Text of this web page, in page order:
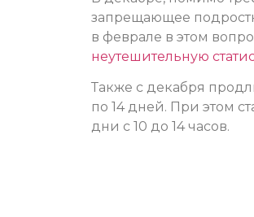
запрещающее
в феврале в этом
неутешительную
Также с декабря
по 14 дней. При этом
дни с 10 до 14 часов.